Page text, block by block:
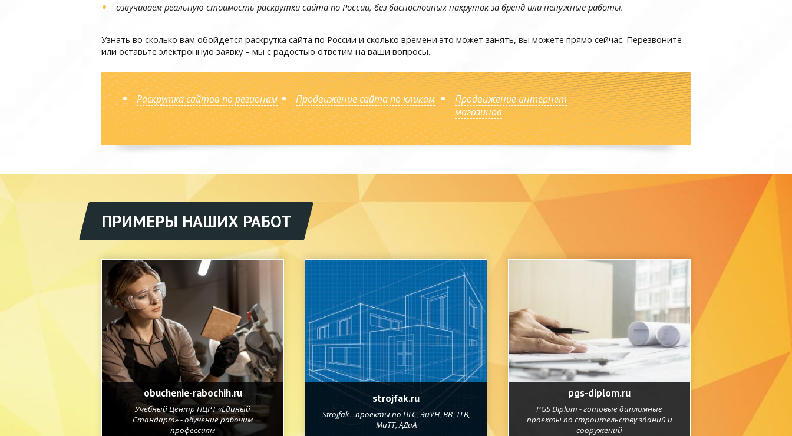
озвучиваем реальную стоимость раскрутки сайта по России, без баснословных накруток за бренд или ненужные работы.
Узнать во сколько вам обойдется раскрутка сайта по России и сколько времени это может занять, вы можете прямо сейчас. Перезвоните
или оставьте электронную заявку – мы с радостью ответим на ваши вопросы.
Раскрутка сайтов по регионам Продвижение сайта по кликам
Продвижение интернет
магазинов
ПРИМЕРЫ НАШИХ РАБОТ
obuchenie-rabochih.ru
Учебный Центр НЦРТ «Единый
Стандарт» - обучение рабочим
профессиям
strojfak.ru
Strojfak - проекты по ПГС, ЭиУН, ВВ, ТГВ,
МиТТ, АДиА
pgs-diplom.ru
PGS Diplom - готовые дипломные
проекты по строительству зданий и
сооружений